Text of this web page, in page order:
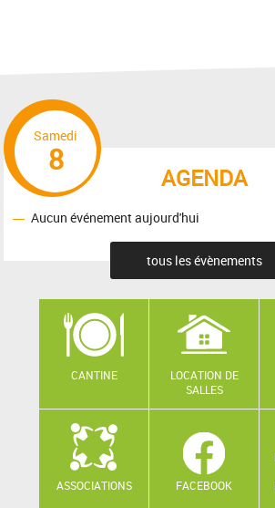
AGENDA
Samedi
8
Aucun événement aujourd'hui
tous les évènements
CANTINE
LOCATION DE
SALLES
ASSOCIATIONS FACEBOOK